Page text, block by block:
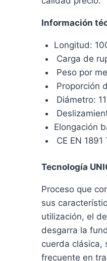
Información
Longitud:
Carga de
Peso por
Proporción
Diámetro:
Elongación
CE EN 1891
Tecnología
Proceso que
sus
utilización, el
desgarra la
cuerda clásica,
frecuente en